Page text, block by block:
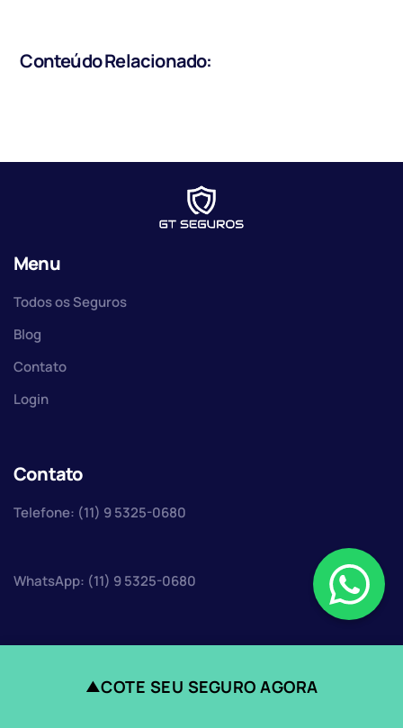
Conteúdo Relacionado:
Menu
Todos os Seguros
Blog
Contato
Login
Contato
Telefone: (11) 9 5325-0680
WhatsApp: (11) 9 5325-0680
▲COTE SEU SEGURO AGORA